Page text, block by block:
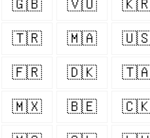
🇬🇧 🇻🇺
🇹🇷 🇲🇦
🇫🇷 🇩🇰
🇲🇽 🇧🇪